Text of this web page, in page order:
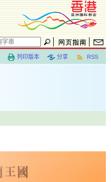
RSS
分享
列印版本